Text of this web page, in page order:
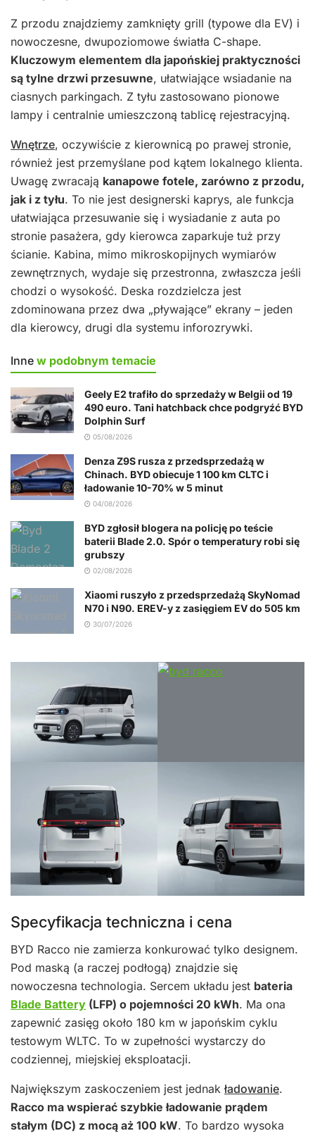
Z przodu znajdziemy zamknięty grill (typowe dla EV) i
nowoczesne, dwupoziomowe światła C-shape.
Kluczowym elementem dla japońskiej praktyczności
są tylne drzwi przesuwne, ułatwiające wsiadanie na
ciasnych parkingach. Z tyłu zastosowano pionowe
lampy i centralnie umieszczoną tablicę rejestracyjną.
Wnętrze, oczywiście z kierownicą po prawej stronie,
również jest przemyślane pod kątem lokalnego klienta.
Uwagę zwracają kanapowe fotele, zarówno z przodu,
jak i z tyłu. To nie jest designerski kaprys, ale funkcja
ułatwiająca przesuwanie się i wysiadanie z auta po
stronie pasażera, gdy kierowca zaparkuje tuż przy
ścianie. Kabina, mimo mikroskopijnych wymiarów
zewnętrznych, wydaje się przestronna, zwłaszcza jeśli
chodzi o wysokość. Deska rozdzielcza jest
zdominowana przez dwa „pływające” ekrany – jeden
dla kierowcy, drugi dla systemu inforozrywki.
Inne w podobnym temacie
Geely E2 trafiło do sprzedaży w Belgii od 19
490 euro. Tani hatchback chce podgryźć BYD
Dolphin Surf
05/08/2026
Denza Z9S rusza z przedsprzedażą w
Chinach. BYD obiecuje 1 100 km CLTC i
ładowanie 10-70% w 5 minut
04/08/2026
BYD zgłosił blogera na policję po teście
baterii Blade 2.0. Spór o temperatury robi się
grubszy
02/08/2026
Xiaomi ruszyło z przedsprzedażą SkyNomad
N70 i N90. EREV-y z zasięgiem EV do 505 km
30/07/2026
Specyfikacja techniczna i cena
BYD Racco nie zamierza konkurować tylko designem.
Pod maską (a raczej podłogą) znajdzie się
nowoczesna technologia. Sercem układu jest bateria
Blade Battery (LFP) o pojemności 20 kWh. Ma ona
zapewnić zasięg około 180 km w japońskim cyklu
testowym WLTC. To w zupełności wystarczy do
codziennej, miejskiej eksploatacji.
Największym zaskoczeniem jest jednak ładowanie.
Racco ma wspierać szybkie ładowanie prądem
stałym (DC) z mocą aż 100 kW. To bardzo wysoka